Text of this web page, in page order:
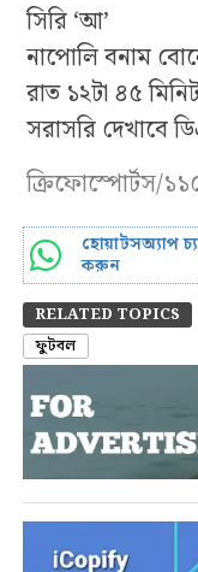
সিরি ‘আ’
নাপোলি বনাম
রাত ১২টা ৪৫
সরাসরি দেখাবে
ক্রিফোস্পোর্টস/
হোয়াটসঅ্যাপ
করুন
RELATED TOPICS
ফুটবল